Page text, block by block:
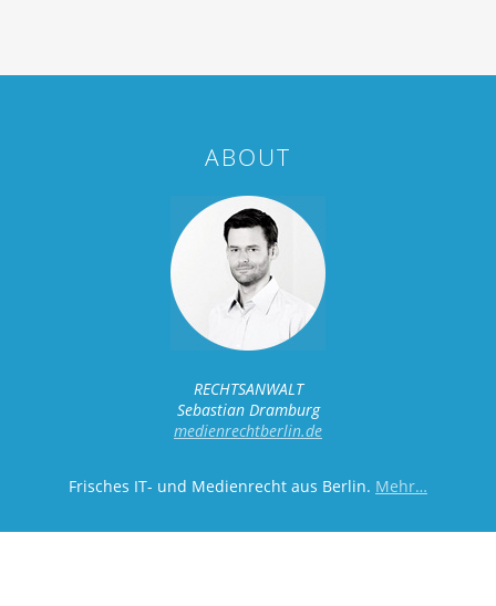
ABOUT
RECHTSANWALT
Sebastian Dramburg
medienrechtberlin.de
Frisches IT- und Medienrecht aus Berlin. Mehr…